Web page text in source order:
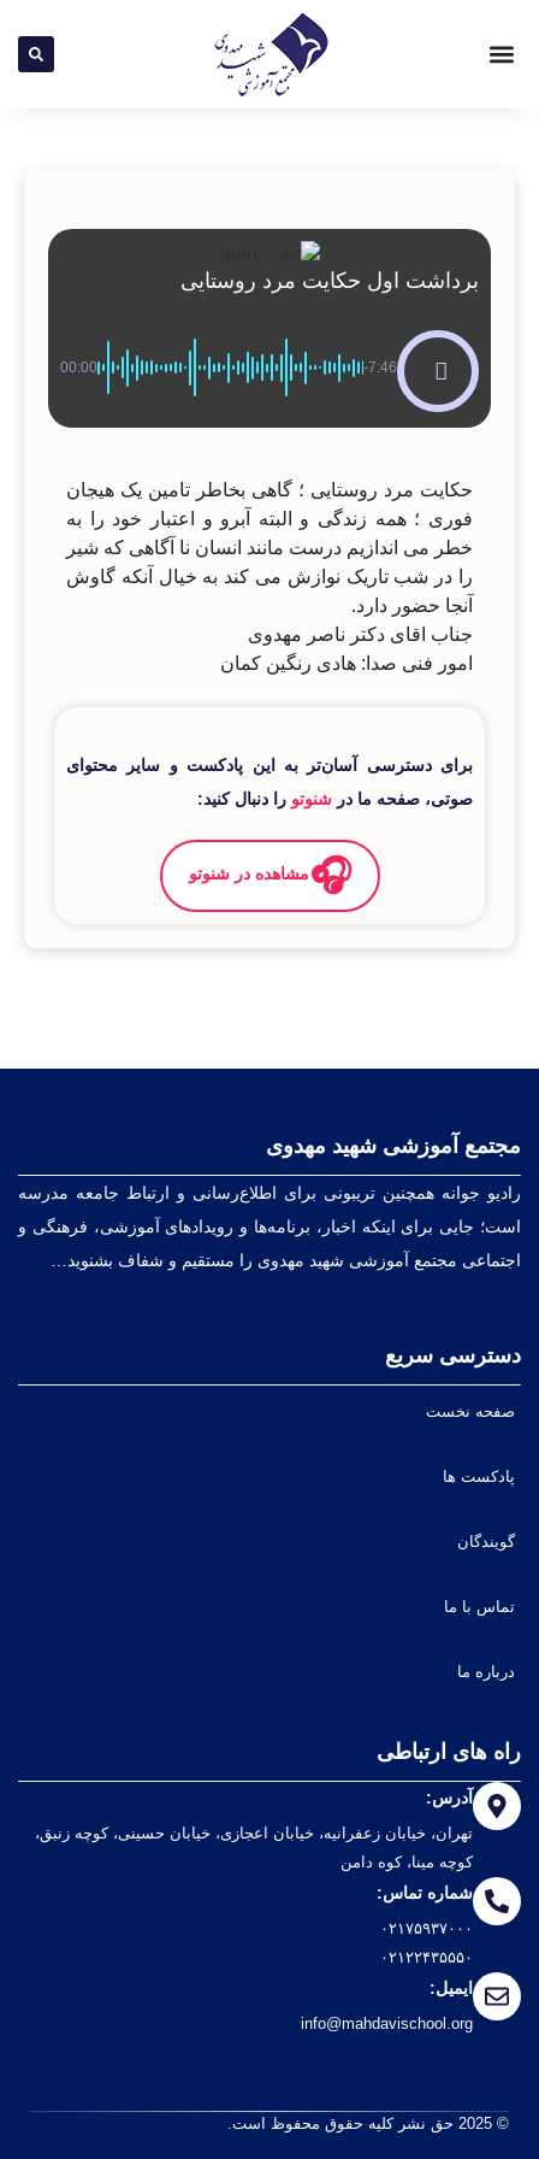
برداشت اول حکایت مرد روستایی
00:00 -7:46
حکایت مرد روستایی ؛ گاهی بخاطر تامین یک هیجان
فوری ؛ همه زندگی و البته آبرو و اعتبار خود را به
خطر می اندازیم درست مانند انسان نا آگاهی که شیر
را در شب تاریک نوازش می کند به خیال آنکه گاوش
آنجا حضور دارد.
جناب اقای دکتر ناصر مهدوی
امور فنی صدا: هادی رنگین کمان
برای دسترسی آسان‌تر به این پادکست و سایر محتوای
صوتی، صفحه ما در شنوتو را دنبال کنید:
🎧مشاهده در شنوتو
مجتمع آموزشی شهید مهدوی
رادیو جوانه همچنین تریبونی برای اطلاع‌رسانی و ارتباط جامعه مدرسه
است؛ جایی برای اینکه اخبار، برنامه‌ها و رویدادهای آموزشی، فرهنگی و
اجتماعی مجتمع آموزشی شهید مهدوی را مستقیم و شفاف بشنوید…
دسترسی سریع
صفحه نخست
پادکست ها
گویندگان
تماس با ما
درباره ما
راه های ارتباطی
آدرس:
تهران، خیابان زعفرانیه، خیابان اعجازی، خیابان حسینی، کوچه زنبق،
کوچه مینا، کوه دامن
شماره تماس:
۰۲۱۷۵۹۳۷۰۰۰
۰۲۱۲۲۴۳۵۵۵۰
ایمیل:
info@mahdavischool.org
© 2025 حق نشر کلیه حقوق محفوظ است.